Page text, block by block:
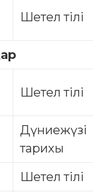
Шетел тілі
Шетел тілі
Дүниежүзі
тарихы
Шетел тілі